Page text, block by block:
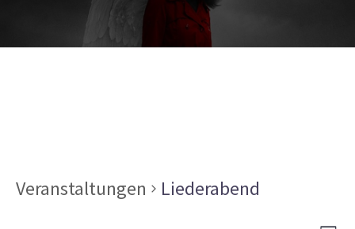
Veranstaltungen Liederabend